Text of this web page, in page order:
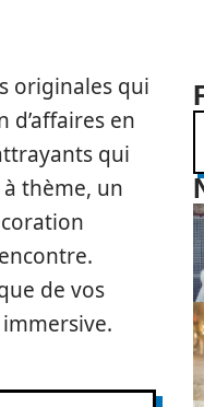
originales qui
en
qui
thème, un
de vos